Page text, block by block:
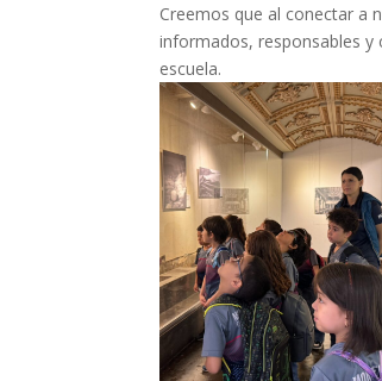
Creemos que al conectar a
informados, responsables
escuela.